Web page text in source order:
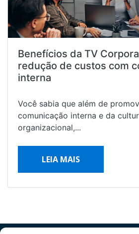
Benefícios da TV
redução de custos com
interna
Você sabia que além de
comunicação interna e da
organizacional,...
LEIA MAIS